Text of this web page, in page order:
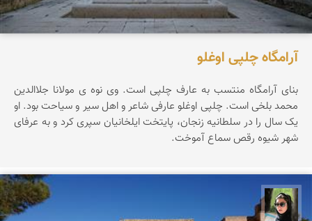
آرامگاه چلپی اوغلو
بنای آرامگاه منتسب به عارف چلپی است. وی نوه ی مولانا جلاالدین
محمد بلخی است. چلپی اوغلو عارفی شاعر و اهل سیر و سیاحت بود. او
یک سال را در سلطانیه زنجان، پایتخت ایلخانیان سپری کرد و به عرفای
شهر شیوه رقص سماع آموخت.
سپیده اصلان